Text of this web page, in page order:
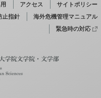
アクセス
サイトポリシー
止指針
海外危機管理マニュアル
緊急時の対応